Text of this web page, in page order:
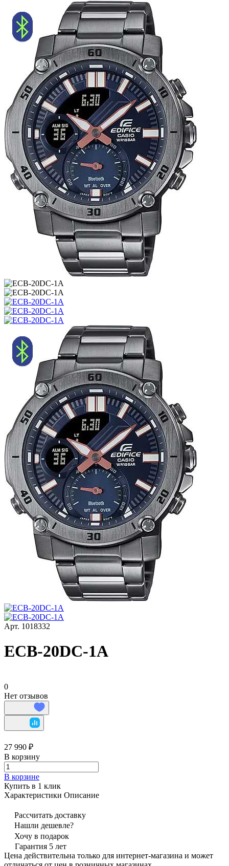
Арт. 1018332
ECB-20DC-1A
0
Нет отзывов
27 990 ₽
В корзину
В корзине
Купить в 1 клик
Характеристики Описание
Рассчитать доставку
Нашли дешевле?
Хочу в подарок
Гарантия 5 лет
Цена действительна только для интернет-магазина и может